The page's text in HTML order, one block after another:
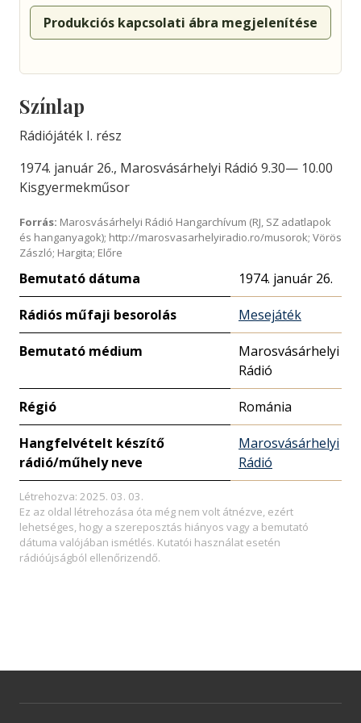
Produkciós kapcsolati ábra megjelenítése
Színlap
Rádiójáték I. rész
1974. január 26., Marosvásárhelyi Rádió 9.30— 10.00
Kisgyermekműsor
Forrás: Marosvásárhelyi Rádió Hangarchívum (RJ, SZ adatlapok
és hanganyagok); http://marosvasarhelyiradio.ro/musorok; Vörös
Zászló; Hargita; Előre
Bemutató dátuma 1974. január 26.
Rádiós műfaji besorolás Mesejáték
Bemutató médium
Marosvásárhelyi
Rádió
Régió Románia
Hangfelvételt készítő
rádió/műhely neve
Marosvásárhelyi
Rádió
Létrehozva: 2025. 03. 03.
Ez az oldal létrehozása óta még nem volt átnézve, ezért
lehetséges, hogy a szereposztás hiányos vagy a bemutató
dátuma valójában ismétlés. Kutatói használat esetén
rádióújságból ellenőrizendő.